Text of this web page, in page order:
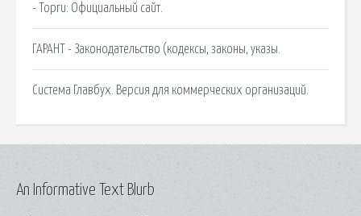
- Торги: Официальный сайт.
ГАРАНТ - Законодательство (кодексы, законы, указы.
Система Главбух. Версия для коммерческих организаций.
An Informative Text Blurb